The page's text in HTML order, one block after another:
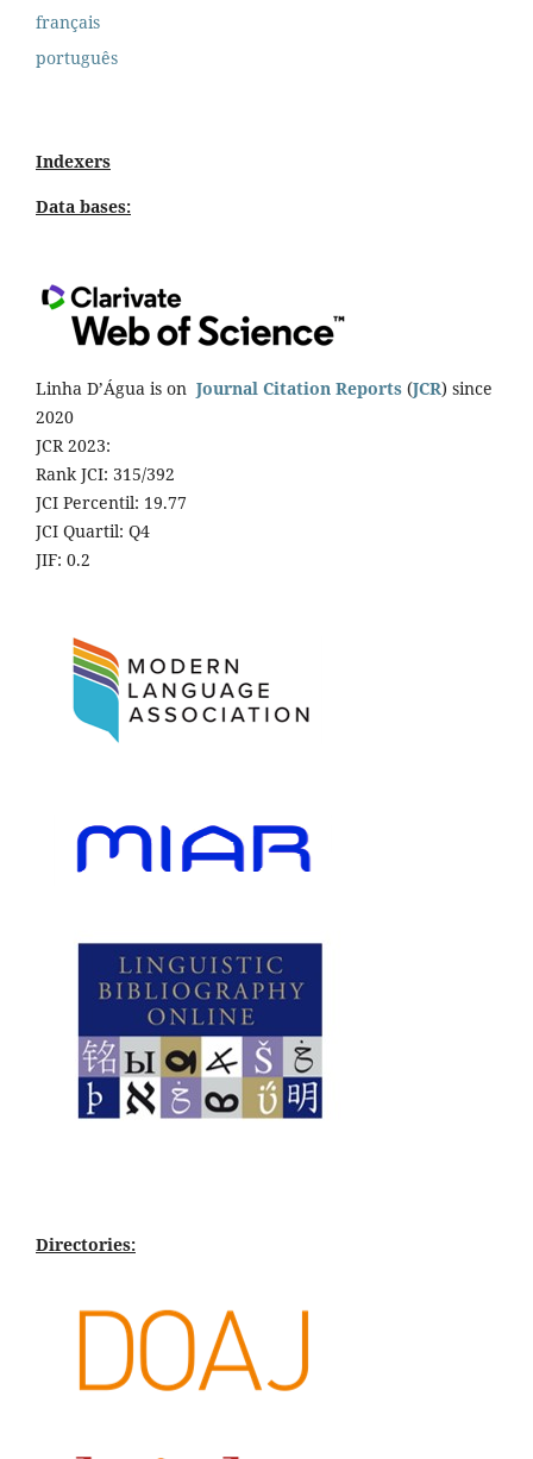
français
português
Indexers
Data bases:
Linha D’Água is on Journal Citation Reports (JCR) since
2020
JCR 2023:
Rank JCI: 315/392
JCI Percentil: 19.77
JCI Quartil: Q4
JIF: 0.2
Directories: